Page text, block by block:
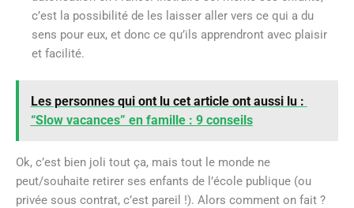
c’est la possibilité de les laisser aller vers ce qui a du
sens pour eux, et donc ce qu’ils apprendront avec plaisir
et facilité.
Les personnes qui ont lu cet article ont aussi lu :
“Slow vacances” en famille : 9 conseils
Ok, c’est bien joli tout ça, mais tout le monde ne
peut/souhaite retirer ses enfants de l’école publique (ou
privée sous contrat, c’est pareil !). Alors comment on fait ?